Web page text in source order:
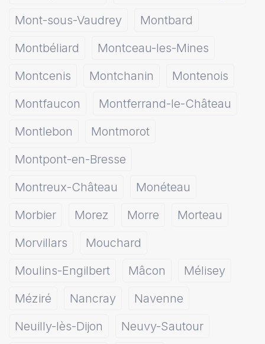
Mont-sous-Vaudrey
Montbard
Montbéliard
Montceau-les-Mines
Montcenis
Montchanin
Montenois
Montfaucon
Montferrand-le-Château
Montlebon
Montmorot
Montpont-en-Bresse
Montreux-Château
Monéteau
Morbier
Morez Morre
Morteau
Morvillars
Mouchard
Moulins-Engilbert
Mâcon
Mélisey
Méziré
Nancray
Navenne
Neuilly-lès-Dijon
Neuvy-Sautour